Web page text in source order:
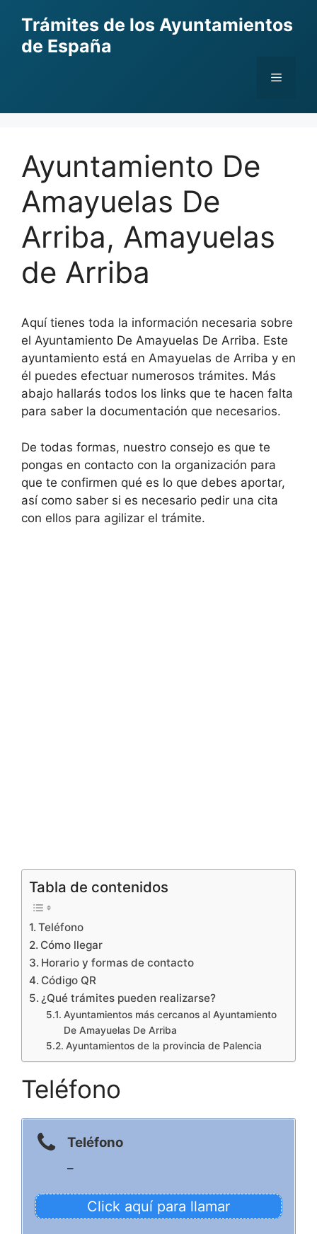
content
Trámites de los Ayuntamientos
de España
Menu
Ayuntamiento De
Amayuelas De
Arriba, Amayuelas
de Arriba
Aquí tienes toda la información necesaria sobre
el Ayuntamiento De Amayuelas De Arriba. Este
ayuntamiento está en Amayuelas de Arriba y en
él puedes efectuar numerosos trámites. Más
abajo hallarás todos los links que te hacen falta
para saber la documentación que necesarios.
De todas formas, nuestro consejo es que te
pongas en contacto con la organización para
que te confirmen qué es lo que debes aportar,
así como saber si es necesario pedir una cita
con ellos para agilizar el trámite.
Tabla de contenidos
Teléfono
Cómo llegar
Horario y formas de contacto
Código QR
¿Qué trámites pueden realizarse?
Ayuntamientos más cercanos al Ayuntamiento
De Amayuelas De Arriba
Ayuntamientos de la provincia de Palencia
Teléfono
Teléfono
–
Click aquí para llamar